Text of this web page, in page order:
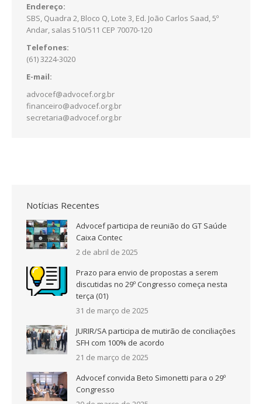
Endereço:
SBS, Quadra 2, Bloco Q, Lote 3, Ed. João Carlos Saad, 5º
Andar, salas 510/511 CEP 70070-120
Telefones:
(61) 3224-3020
E-mail:
advocef@advocef.org.br
financeiro@advocef.org.br
secretaria@advocef.org.br
Notícias Recentes
Advocef participa de reunião do GT Saúde
Caixa Contec
2 de abril de 2025
Prazo para envio de propostas a serem
discutidas no 29º Congresso começa nesta
terça (01)
31 de março de 2025
JURIR/SA participa de mutirão de conciliações
SFH com 100% de acordo
21 de março de 2025
Advocef convida Beto Simonetti para o 29º
Congresso